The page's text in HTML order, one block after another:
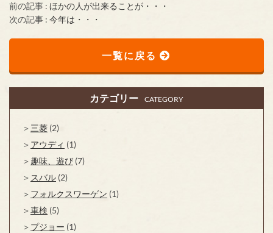
前の記事 : ほかの人が出来ることが・・・
次の記事 : 今年は・・・
一覧に戻る
カテゴリー CATEGORY
三菱 (2)
アウディ (1)
趣味、遊び (7)
スバル (2)
フォルクスワーゲン (1)
車検 (5)
プジョー (1)